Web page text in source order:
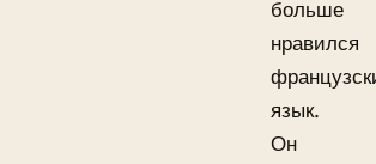
больше
нравился
язык.
Он